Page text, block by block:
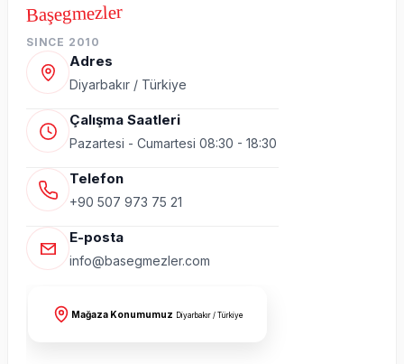
Başegmezler
SINCE 2010
Adres
Diyarbakır / Türkiye
Çalışma Saatleri
Pazartesi - Cumartesi 08:30 - 18:30
Telefon
+90 507 973 75 21
E-posta
info@basegmezler.com
Mağaza Konumumuz Diyarbakır / Türkiye